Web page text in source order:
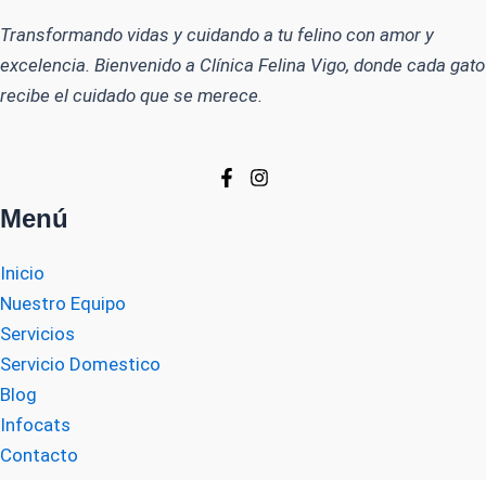
Transformando vidas y cuidando a tu felino con amor y
excelencia. Bienvenido a Clínica Felina Vigo, donde cada gato
recibe el cuidado que se merece.
Menú
Inicio
Nuestro Equipo
Servicios
Servicio Domestico
Blog
Infocats
Contacto